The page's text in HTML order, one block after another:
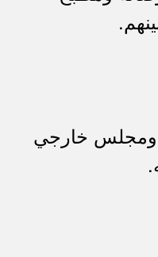
ومجلس خارجي